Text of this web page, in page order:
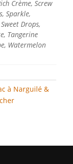
Crème, Screw
Sparkle,
Drops,
Tangerine
Watermelon
à Narguilé &